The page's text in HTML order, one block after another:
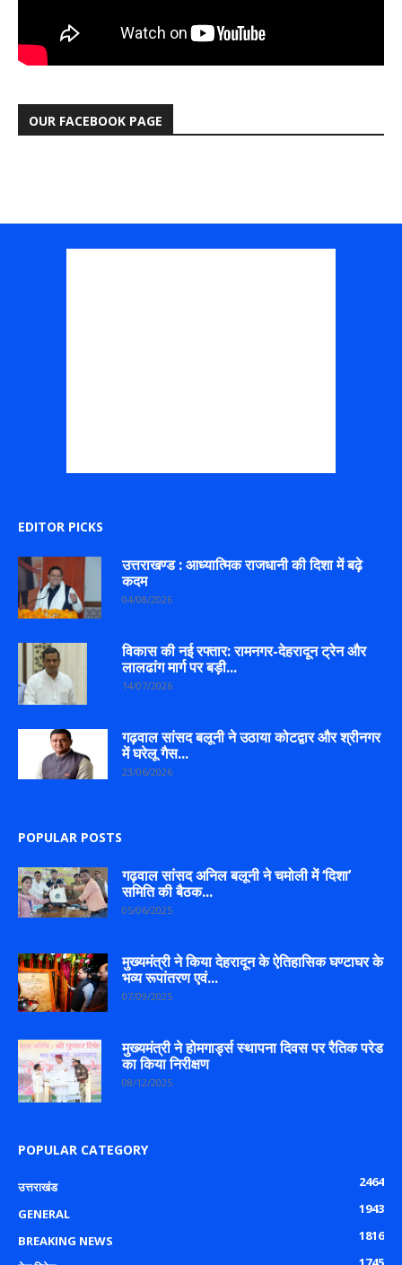
OUR FACEBOOK PAGE
EDITOR PICKS
उत्तराखण्ड : आध्यात्मिक राजधानी की दिशा में बढ़े
कदम
04/08/2026
विकास की नई रफ्तार: रामनगर-देहरादून ट्रेन और
लालढांग मार्ग पर बड़ी...
14/07/2026
गढ़वाल सांसद बलूनी ने उठाया कोटद्वार और श्रीनगर
में घरेलू गैस...
23/06/2026
POPULAR POSTS
गढ़वाल सांसद अनिल बलूनी ने चमोली में ‘दिशा’
समिति की बैठक...
05/06/2025
मुख्यमंत्री ने किया देहरादून के ऐतिहासिक घण्टाघर के
भव्य रूपांतरण एवं...
07/09/2025
मुख्यमंत्री ने होमगार्ड्स स्थापना दिवस पर रैतिक परेड
का किया निरीक्षण
08/12/2025
POPULAR CATEGORY
उत्तराखंड
2464
GENERAL
1943
BREAKING NEWS
1816